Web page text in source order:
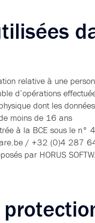
relative à une
d’opérations
dont les
moins de 16 ans
à la BCE sous le n°
/ +32 (0)4 287
par HORUS